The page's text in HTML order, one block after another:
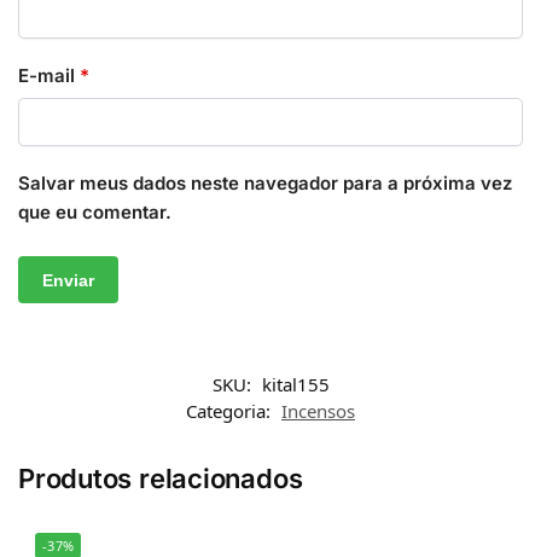
E-mail *
Salvar meus dados neste navegador para a próxima vez
que eu comentar.
SKU: kital155
Categoria: Incensos
Produtos relacionados
-37%